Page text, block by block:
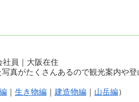
社員｜大阪在住
真がたくさんあるので観光案内や登
｜ 生き物編｜ 建造物編｜ 山岳編）